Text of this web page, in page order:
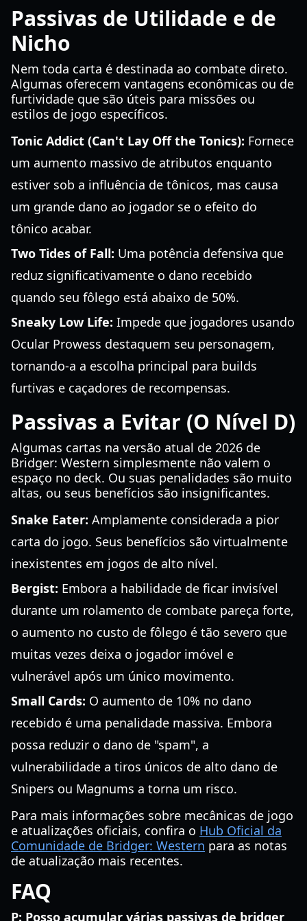
Passivas de Utilidade e de
Nicho
Nem toda carta é destinada ao combate direto.
Algumas oferecem vantagens econômicas ou de
furtividade que são úteis para missões ou
estilos de jogo específicos.
Tonic Addict (Can't Lay Off the Tonics): Fornece
um aumento massivo de atributos enquanto
estiver sob a influência de tônicos, mas causa
um grande dano ao jogador se o efeito do
tônico acabar.
Two Tides of Fall: Uma potência defensiva que
reduz significativamente o dano recebido
quando seu fôlego está abaixo de 50%.
Sneaky Low Life: Impede que jogadores usando
Ocular Prowess destaquem seu personagem,
tornando-a a escolha principal para builds
furtivas e caçadores de recompensas.
Passivas a Evitar (O Nível D)
Algumas cartas na versão atual de 2026 de
Bridger: Western simplesmente não valem o
espaço no deck. Ou suas penalidades são muito
altas, ou seus benefícios são insignificantes.
Snake Eater: Amplamente considerada a pior
carta do jogo. Seus benefícios são virtualmente
inexistentes em jogos de alto nível.
Bergist: Embora a habilidade de ficar invisível
durante um rolamento de combate pareça forte,
o aumento no custo de fôlego é tão severo que
muitas vezes deixa o jogador imóvel e
vulnerável após um único movimento.
Small Cards: O aumento de 10% no dano
recebido é uma penalidade massiva. Embora
possa reduzir o dano de "spam", a
vulnerabilidade a tiros únicos de alto dano de
Snipers ou Magnums a torna um risco.
Para mais informações sobre mecânicas de jogo
e atualizações oficiais, confira o Hub Oficial da
Comunidade de Bridger: Western para as notas
de atualização mais recentes.
FAQ
P: Posso acumular várias passivas de bridger